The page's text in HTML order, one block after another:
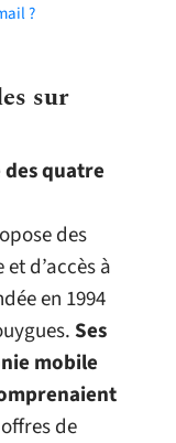
?
sur
des quatre
des
d’accès à
en 1994
Ses
mobile
de